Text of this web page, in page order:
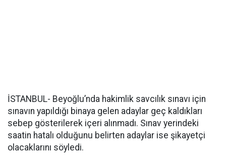
İSTANBUL- Beyoğlu’nda hakimlik savcılık sınavı için
sınavın yapıldığı binaya gelen adaylar geç kaldıkları
sebep gösterilerek içeri alınmadı. Sınav yerindeki
saatin hatalı olduğunu belirten adaylar ise şikayetçi
olacaklarını söyledi.